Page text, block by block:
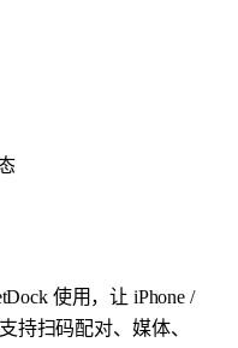
使用，让 iPhone /
持扫码配对、媒体、